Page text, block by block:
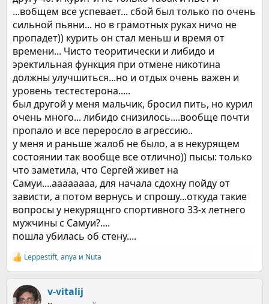
...вобщем все успевает... сбой был только по очень
сильной пьяни... но в грамотных руках ничо не
пропадет)) курить он стал меньш и время от
времени... Чисто теоритически и либидо и
эректильная функция при отмене никотина
должны улучшиться...но и отдых очень важен и
уровень тестестерона.....
был другой у меня мальчик, бросил пить, но курил
очень много... либидо снизилось....вообще почти
пропало и все переросло в агрессию..
у меня и раньше жалоб не было, а в некурящем
состоянии так вообще все отлично)) пысы: только
что заметила, что Сергей живет на
Самуи....аааааааа, для начала сдохну пойду от
зависти, а потом вернусь и спрошу...откуда такие
вопросы у некурящнго спортивного 33-х летнего
мужчины с Самуи?....
пошла убилась об стену....
Р
е
к
ц
Leppestift,anya и Nuta
v-vitalij